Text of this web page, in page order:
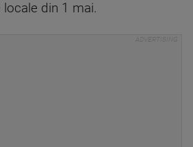
locale din 1 mai.